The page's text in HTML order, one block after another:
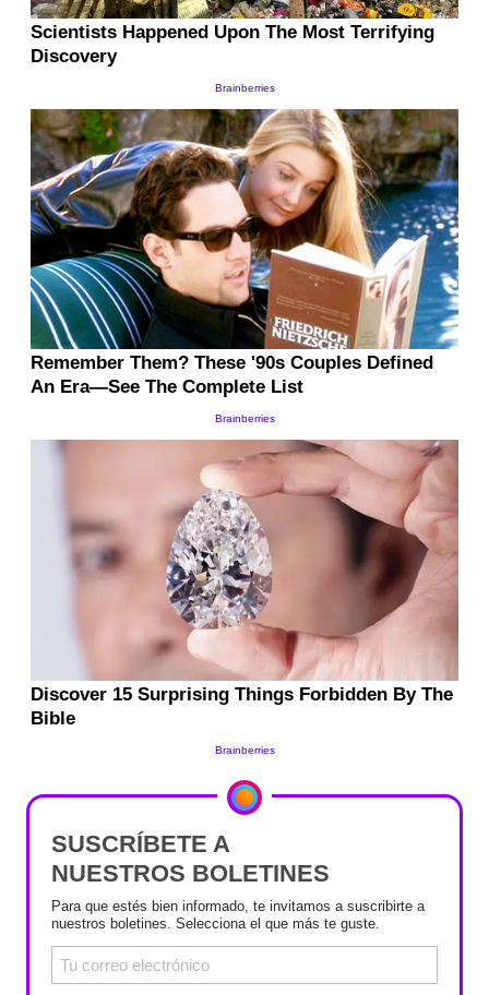
SUSCRÍBETE A
NUESTROS BOLETINES
Para que estés bien informado, te invitamos a suscribirte a
nuestros boletines. Selecciona el que más te guste.